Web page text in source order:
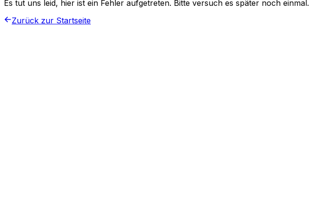
Es tut uns leid, hier ist ein Fehler aufgetreten. Bitte versuch es später noch einmal.
Zurück zur Startseite